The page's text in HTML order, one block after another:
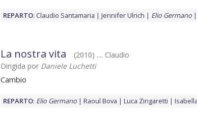
REPARTO: Claudio Santamaria Jennifer Ulrich Elio Germano
La nostra vita
(2010) .... Claudio
Dirigida por Daniele Luchetti
Cambio
REPARTO: Elio Germano Raoul Bova Luca Zingaretti